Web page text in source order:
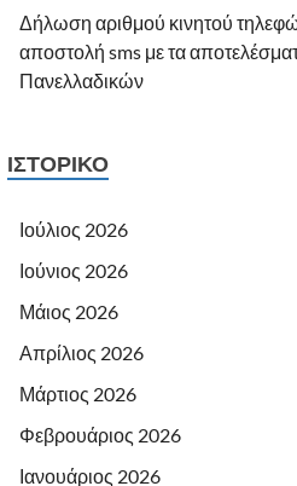
Δήλωση αριθμού κινητού
αποστολή sms με τα
Πανελλαδικών
ΙΣΤΟΡΙΚΌ
Ιούλιος 2026
Ιούνιος 2026
Μάιος 2026
Απρίλιος 2026
Μάρτιος 2026
Φεβρουάριος 2026
Ιανουάριος 2026